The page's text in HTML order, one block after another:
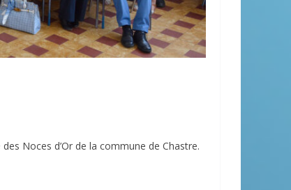
Noces d’Or de la commune de Chastre.